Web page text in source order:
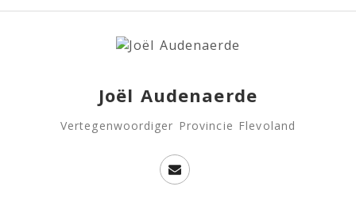
Joël Audenaerde
Vertegenwoordiger Provincie Flevoland